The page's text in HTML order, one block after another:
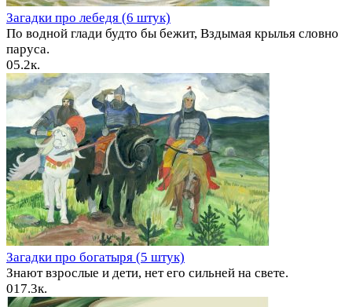
Загадки про лебедя (6 штук)
По водной глади будто бы бежит, Вздымая крылья словно
паруса.
05.2к.
Загадки про богатыря (5 штук)
Знают взрослые и дети, нет его сильней на свете.
017.3к.